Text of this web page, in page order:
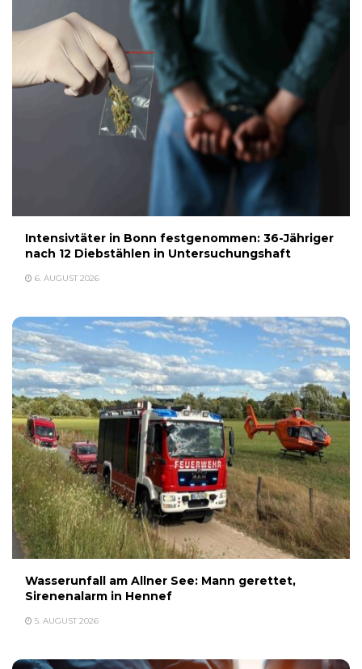
Intensivtäter in Bonn festgenommen: 36-Jähriger
nach 12 Diebstählen in Untersuchungshaft
6. AUGUST 2026
Wasserunfall am Allner See: Mann gerettet,
Sirenenalarm in Hennef
5. AUGUST 2026